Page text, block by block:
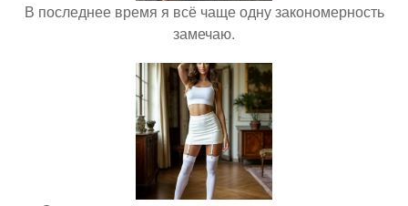
В последнее время я всё чаще одну закономерность
замечаю.